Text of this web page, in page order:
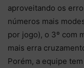
aproveitando os
números mais
por jogo), o 3º com
mais erra
Porém, a equipe